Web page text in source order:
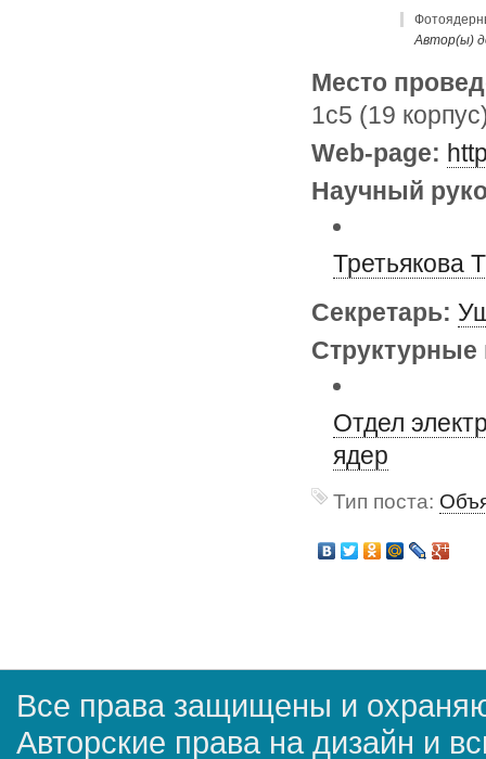
Автор(ы)
Место
1с5 (19
Web-page:
Научный
Третьякова
Секретарь:
Структурные
Отдел
ядер
Тип поста:
Все права защищены и
Авторские права на дизайн и